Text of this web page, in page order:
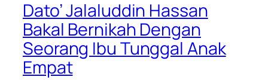
Dato’ Jalaluddin Hassan
Bakal Bernikah Dengan
Seorang Ibu Tunggal Anak
Empat